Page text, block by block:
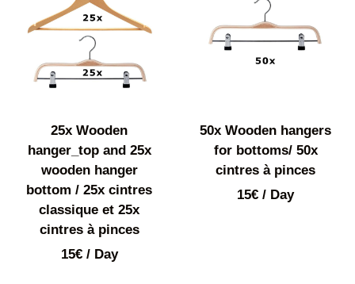
25x Wooden
hanger_top and 25x
wooden hanger
bottom / 25x cintres
classique et 25x
cintres à pinces
15€/ Day
50x Wooden hangers
for bottoms/ 50x
cintres à pinces
15€ / Day